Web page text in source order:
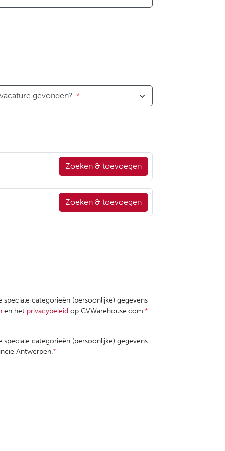
gevonden? *
Zoeken & toevoegen
Zoeken & toevoegen
categorieën (persoonlijke) gegevens
en het privacybeleid op CVWarehouse.com.*
categorieën (persoonlijke) gegevens
Antwerpen.*